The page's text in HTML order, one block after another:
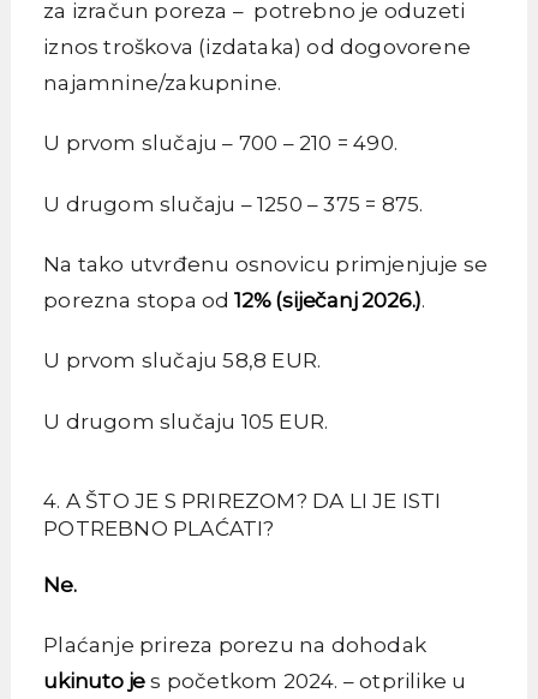
za izračun poreza – potrebno je oduzeti
iznos troškova (izdataka) od dogovorene
najamnine/zakupnine.
U prvom slučaju – 700 – 210 = 490.
U drugom slučaju – 1250 – 375 = 875.
Na tako utvrđenu osnovicu primjenjuje se
porezna stopa od 12% (siječanj 2026.).
U prvom slučaju 58,8 EUR.
U drugom slučaju 105 EUR.
4. A ŠTO JE S PRIREZOM? DA LI JE ISTI
POTREBNO PLAĆATI?
Ne.
Plaćanje prireza porezu na dohodak
ukinuto je s početkom 2024. – otprilike u